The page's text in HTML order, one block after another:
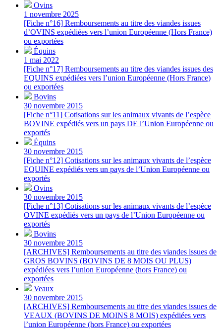
Ovins
1 novembre 2025
[Fiche n°16] Remboursements au titre des viandes issues
d’OVINS expédiées vers l’union Européenne (Hors France)
ou exportées
Équins
1 mai 2022
[Fiche n°17] Remboursements au titre des viandes issues des
EQUINS expédiées vers l’union Européenne (Hors France)
ou exportées
Bovins
30 novembre 2015
[Fiche n°11] Cotisations sur les animaux vivants de l’espèce
BOVINE expédiés vers un pays DE l’Union Européenne ou
exportés
Équins
30 novembre 2015
[Fiche n°12] Cotisations sur les animaux vivants de l’espèce
EQUINE expédiés vers un pays de l’Union Européenne ou
exportés
Ovins
30 novembre 2015
[Fiche n°13] Cotisations sur les animaux vivants de l’espèce
OVINE expédiés vers un pays de l’Union Européenne ou
exportés
Bovins
30 novembre 2015
[ARCHIVES] Remboursements au titre des viandes issues de
GROS BOVINS (BOVINS DE 8 MOIS OU PLUS)
expédiées vers l’union Européenne (hors France) ou
exportées
Veaux
30 novembre 2015
[ARCHIVES] Remboursements au titre des viandes issues de
VEAUX (BOVINS DE MOINS 8 MOIS) expédiées vers
l’union Européenne (hors France) ou exportées